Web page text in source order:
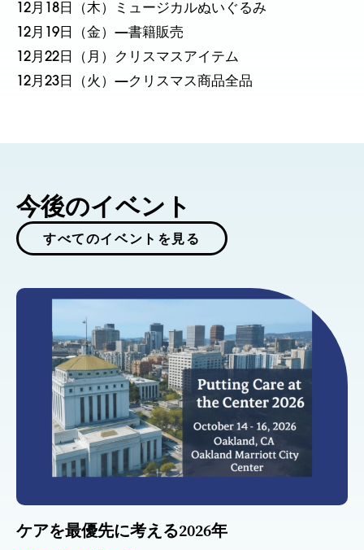
12月18日（木）ミュージカルぬいぐるみ
12月19日（金）—書籍販売
12月22日（月）クリスマスアイテム
12月23日（火）—クリスマス商品全品
今後のイベント
すべてのイベントを見る
ケアを最優先に考える2026年